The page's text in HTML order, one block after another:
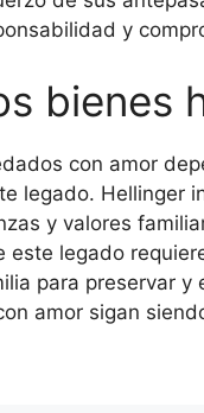
y
bienes
con amor
legado. Hellinger
y valores
legado
para preservar
amor sigan